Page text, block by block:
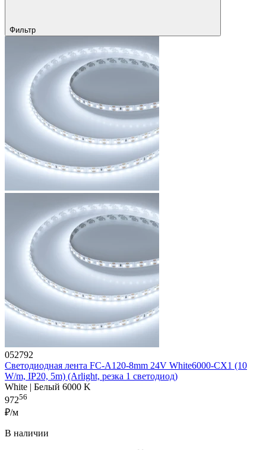
Фильтр
052792
Светодиодная лента FC-A120-8mm 24V White6000-CX1 (10
W/m, IP20, 5m) (Arlight, резка 1 светодиод)
White | Белый 6000 K
97256
₽/м
В наличии